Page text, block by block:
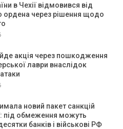
в Чехії відмовився від
ордена через рішення щодо
акція через пошкодження
лаври внаслідок
новий пакет санкцій
під обмеження можуть
банків і військові РФ